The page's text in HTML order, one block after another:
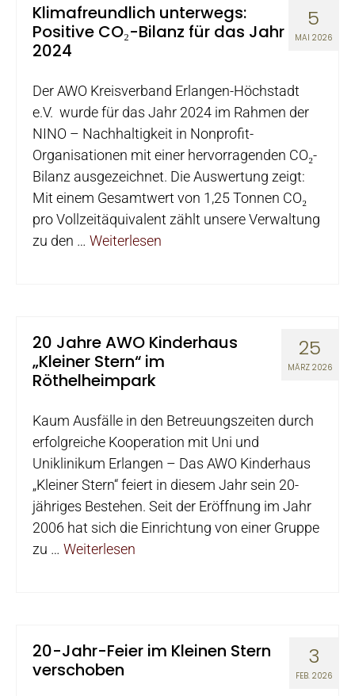
5
MAI 2026
Klimafreundlich unterwegs:
Positive CO₂-Bilanz für das Jahr
2024
Der AWO Kreisverband Erlangen-Höchstadt
e.V. wurde für das Jahr 2024 im Rahmen der
NINO – Nachhaltigkeit in Nonprofit-
Organisationen mit einer hervorragenden CO₂-
Bilanz ausgezeichnet. Die Auswertung zeigt:
Mit einem Gesamtwert von 1,25 Tonnen CO₂
pro Vollzeitäquivalent zählt unsere Verwaltung
zu den … Weiterlesen
25
MÄRZ 2026
20 Jahre AWO Kinderhaus
„Kleiner Stern“ im
Röthelheimpark
Kaum Ausfälle in den Betreuungszeiten durch
erfolgreiche Kooperation mit Uni und
Uniklinikum Erlangen – Das AWO Kinderhaus
„Kleiner Stern“ feiert in diesem Jahr sein 20-
jähriges Bestehen. Seit der Eröffnung im Jahr
2006 hat sich die Einrichtung von einer Gruppe
zu … Weiterlesen
3
FEB. 2026
20-Jahr-Feier im Kleinen Stern
verschoben